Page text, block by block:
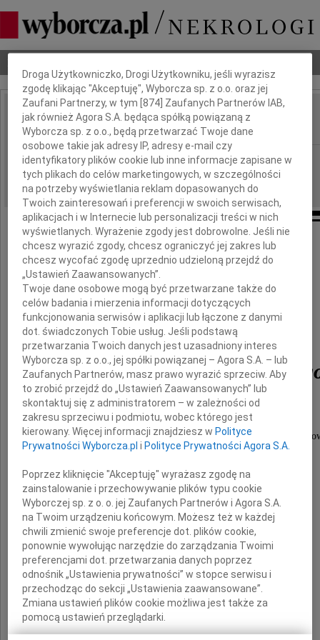
IMIĘ I NAZWISKO: Krzysztof Klepacki
REGION: Warszawa
DATA EMISJI: 05.06.2009
Z żalem przyjęliśmy wiadomość o śmierci
dr. n. med.
Krzysztofa
związanego z Katedrą i Zakładem Medycyny
Cześć Jego pamięci!
Bliskim Zmarłego
składamy
Dbamy o Twoją prywatność
Droga Użytkowniczko, Drogi Użytkowniku, jeśli wyrazisz
zgodę klikając "Akceptuję", Wyborcza sp. z o.o. oraz jej
Zaufani Partnerzy, w tym [874 ] Zaufanych Partnerów IAB,
jak również Agora S.A. będąca spółką powiązaną z
Wyborcza sp. z o.o., będą przetwarzać Twoje dane
osobowe takie jak adresy IP, adresy e-mail czy
identyfikatory plików cookie lub inne informacje zapisane w
tych plikach do celów marketingowych, w szczególności
na potrzeby wyświetlania reklam dopasowanych do
Twoich zainteresowań i preferencji w swoich serwisach,
aplikacjach i w Internecie lub personalizacji treści w nich
wyświetlanych. Wyrażenie zgody jest dobrowolne. Jeśli nie
chcesz wyrazić zgody, chcesz ograniczyć jej zakres lub
chcesz wycofać zgodę uprzednio udzieloną przejdź do
„Ustawień Zaawansowanych”.
Twoje dane osobowe mogą być przetwarzane także do
celów badania i mierzenia informacji dotyczących
funkcjonowania serwisów i aplikacji lub łączone z danymi
dot. świadczonych Tobie usług. Jeśli podstawą
przetwarzania Twoich danych jest uzasadniony interes
Wyborcza sp. z o.o., jej spółki powiązanej – Agora S.A. – lub
Zaufanych Partnerów, masz prawo wyrazić sprzeciw. Aby
to zrobić przejdź do „Ustawień Zaawansowanych” lub
skontaktuj się z administratorem – w zależności od
zakresu sprzeciwu i podmiotu, wobec którego jest
kierowany. Więcej informacji znajdziesz w Polityce
Prywatności Wyborcza.pl i Polityce Prywatności Agora S.A.
Poprzez kliknięcie "Akceptuję" wyrażasz zgodę na
zainstalowanie i przechowywanie plików typu cookie
Wyborczej sp. z o. o. jej Zaufanych Partnerów i Agora S.A.
na Twoim urządzeniu końcowym. Możesz też w każdej
chwili zmienić swoje preferencje dot. plików cookie,
ponownie wywołując narzędzie do zarządzania Twoimi
preferencjami dot. przetwarzania danych poprzez
odnośnik „Ustawienia prywatności” w stopce serwisu i
przechodząc do sekcji „Ustawienia zaawansowane”.
Zmiana ustawień plików cookie możliwa jest także za
pomocą ustawień przeglądarki.